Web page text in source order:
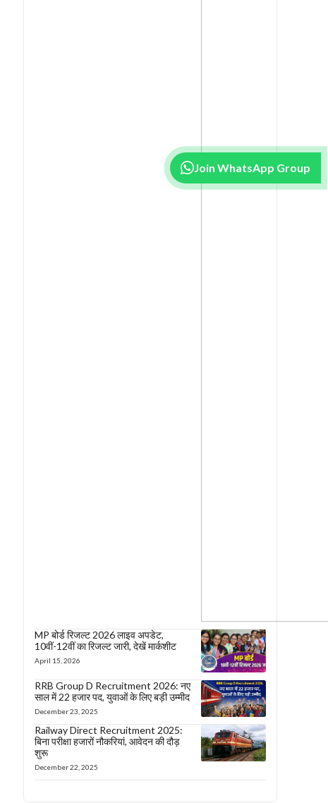
MP बोर्ड रिजल्ट 2026 लाइव अपडेट,
10वीं-12वीं का रिजल्ट जारी, देखें मार्कशीट
April 15, 2026
RRB Group D Recruitment 2026: नए
साल में 22 हजार पद, युवाओं के लिए बड़ी उम्मीद
December 23, 2025
Railway Direct Recruitment 2025:
बिना परीक्षा हजारों नौकरियां, आवेदन की दौड़
शुरू
December 22, 2025
Join WhatsApp Group